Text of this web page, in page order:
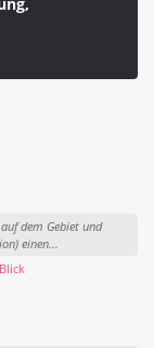
dem Gebiet und
einen...